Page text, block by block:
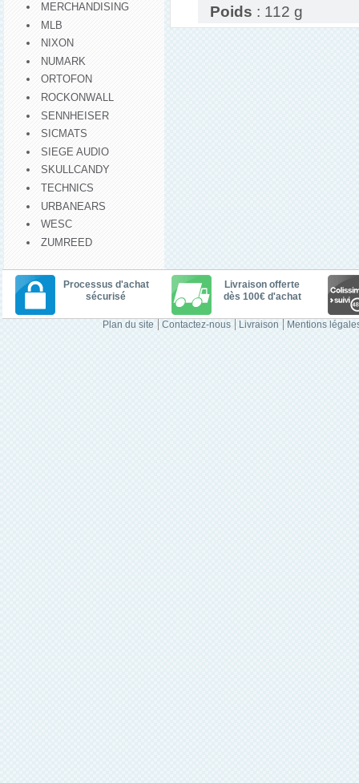
MERCHANDISING
MLB
NIXON
NUMARK
ORTOFON
ROCKONWALL
SENNHEISER
SICMATS
SIEGE AUDIO
SKULLCANDY
TECHNICS
URBANEARS
WESC
ZUMREED
Poids : 112 g
Processus d'achat
sécurisé
Livraison offerte
dès 100€ d'achat
Plan du site Contactez-nous Livraison Mentions